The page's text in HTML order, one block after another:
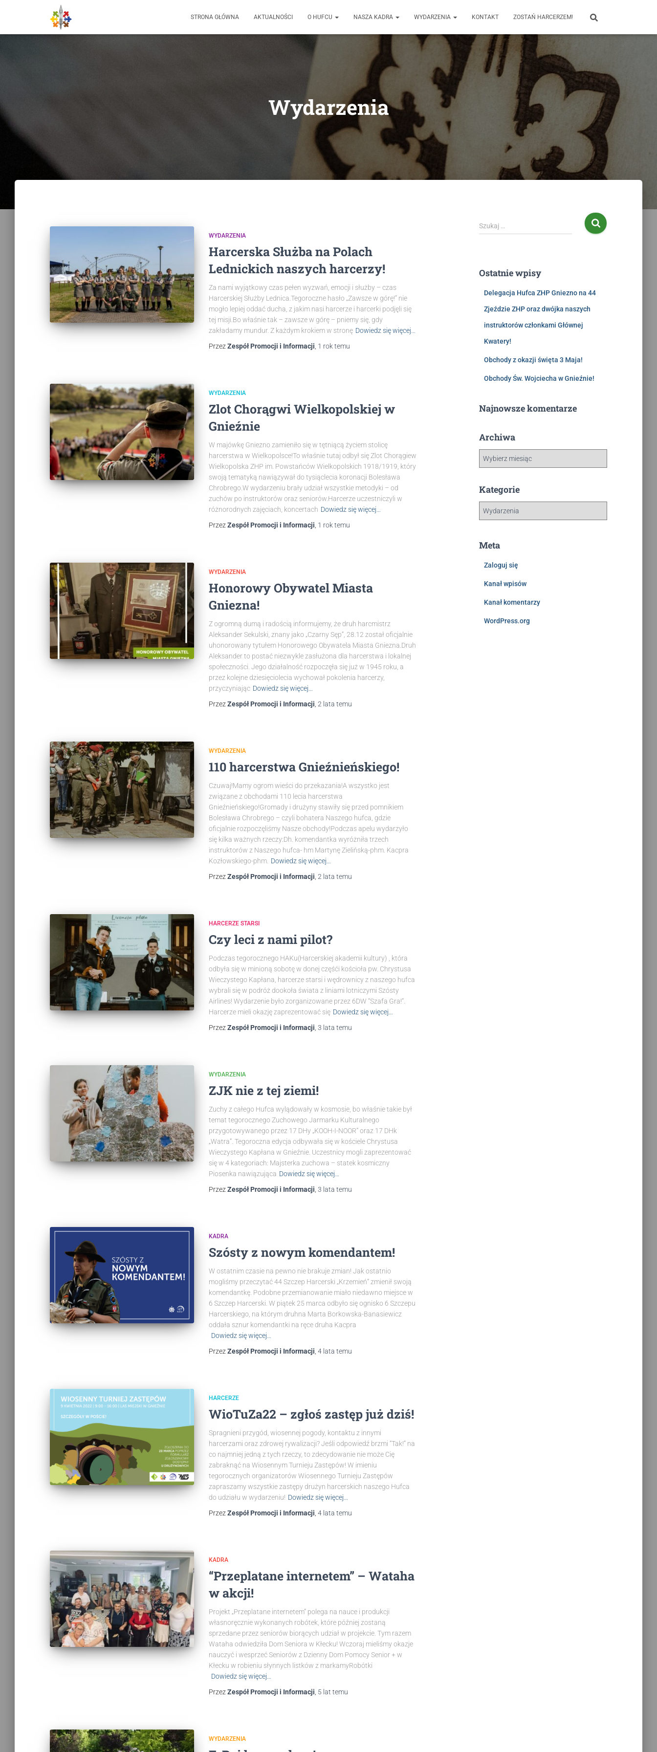
STRONA GŁÓWNA AKTUALNOŚCI O HUFCU NASZA KADRA WYDARZENIA KONTAKT ZOSTAŃ HARCERZEM!
Wydarzenia
WYDARZENIA
Harcerska Służba na Polach
Lednickich naszych harcerzy!
Za nami wyjątkowy czas pełen wyzwań, emocji i służby – czas
Harcerskiej Służby Lednica.Tegoroczne hasło „Zawsze w górę!” nie
mogło lepiej oddać ducha, z jakim nasi harcerze i harcerki podjęli się
tej misji.Bo właśnie tak – zawsze w górę – pniemy się, gdy
zakładamy mundur. Z każdym krokiem w stronę Dowiedz się więcej…
Przez Zespół Promocji i Informacji 1 roktemu
WYDARZENIA
Zlot Chorągwi Wielkopolskiej w
Gnieźnie
W majówkę Gniezno zamieniło się w tętniącą życiem stolicę
harcerstwa w Wielkopolsce!To właśnie tutaj odbył się Zlot Chorągiew
Wielkopolska ZHP im. Powstańców Wielkopolskich 1918/1919, który
swoją tematyką nawiązywał do tysiąclecia koronacji Bolesława
Chrobrego.W wydarzeniu brały udział wszystkie metodyki – od
zuchów po instruktorów oraz seniorów.Harcerze uczestniczyli w
różnorodnych zajęciach, koncertach Dowiedz się więcej…
Przez Zespół Promocji i Informacji 1 roktemu
WYDARZENIA
Honorowy Obywatel Miasta
Gniezna!
Z ogromną dumą i radością informujemy, że druh harcmistrz
Aleksander Sekulski, znany jako „Czarny Sęp”, 28.12 został oficjalnie
uhonorowany tytułem Honorowego Obywatela Miasta Gniezna.Druh
Aleksander to postać niezwykle zasłużona dla harcerstwa i lokalnej
społeczności. Jego działalność rozpoczęła się już w 1945 roku, a
przez kolejne dziesięciolecia wychował pokolenia harcerzy,
przyczyniając Dowiedz się więcej…
Przez Zespół Promocji i Informacji 2 lata temu
WYDARZENIA
110 harcerstwa Gnieźnieńskiego!
Czuwaj!Mamy ogrom wieści do przekazania!A wszystko jest
związane z obchodami 110 lecia harcerstwa
Gnieźnieńskiego!Gromady i drużyny stawiły się przed pomnikiem
Bolesława Chrobrego – czyli bohatera Naszego hufca, gdzie
oficjalnie rozpoczęliśmy Nasze obchody!Podczas apelu wydarzyło
się kilka ważnych rzeczy:Dh. komendantka wyróżniła trzech
instruktorów z Naszego hufca- hm Martynę Zielińską-phm. Kacpra
Kozłowskiego-phm. Dowiedz się więcej…
Przez Zespół Promocji i Informacji 2 lata temu
HARCERZE STARSI
Czy leci z nami pilot?
Podczas tegorocznego HAKu(Harcerskiej akademii kultury) , która
odbyła się w minioną sobotę w donej częśći kościoła pw. Chrystusa
Wieczystego Kapłana, harcerze starsi i wędrownicy z naszego hufca
wybrali się w podróż dookoła świata z liniami lotniczymi Szósty
Airlines! Wydarzenie było zorganizowane przez 6DW “Szafa Gra!”.
Harcerze mieli okazję zaprezentować się Dowiedz się więcej…
Przez Zespół Promocji i Informacji 3 lata temu
WYDARZENIA
ZJK nie z tej ziemi!
Zuchy z całego Hufca wylądowały w kosmosie, bo właśnie takie był
temat tegorocznego Zuchowego Jarmarku Kulturalnego
przygotowywanego przez 17 DHy „KOOH-I-NOOR” oraz 17 DHk
„Watra”. Tegoroczna edycja odbywała się w kościele Chrystusa
Wieczystego Kapłana w Gnieźnie. Uczestnicy mogli zaprezentować
się w 4 kategoriach: Majsterka zuchowa – statek kosmiczny
Piosenka nawiązująca Dowiedz się więcej…
Przez Zespół Promocji i Informacji 3 lata temu
KADRA
Szósty z nowym komendantem!
W ostatnim czasie na pewno nie brakuje zmian! Jak ostatnio
mogliśmy przeczytać 44 Szczep Harcerski „Krzemień” zmienił swoją
komendantkę. Podobne przemianowanie miało niedawno miejsce w
6 Szczep Harcerski. W piątek 25 marca odbyło się ognisko 6 Szczepu
Harcerskiego, na którym druhna Marta Borkowska-Banasiewicz
oddała sznur komendantki na ręce druha Kacpra
Dowiedz się więcej…
Przez Zespół Promocji i Informacji 4 lata temu
HARCERZE
WioTuZa22 – zgłoś zastęp już dziś!
Spragnieni przygód, wiosennej pogody, kontaktu z innymi
harcerzami oraz zdrowej rywalizacji? Jeśli odpowiedź brzmi “Tak!” na
co najmniej jedną z tych rzeczy, to zdecydowanie nie może Cię
zabraknąć na Wiosennym Turnieju Zastępów! W imieniu
tegorocznych organizatorów Wiosennego Turnieju Zastępów
zapraszamy wszystkie zastępy drużyn harcerskich naszego Hufca
do udziału w wydarzeniu! Dowiedz się więcej…
Przez Zespół Promocji i Informacji 4 lata temu
KADRA
“Przeplatane internetem” – Wataha
w akcji!
Projekt „Przeplatane internetem” polega na nauce i produkcji
własnoręcznie wykonanych robótek, które później zostaną
sprzedane przez seniorów biorących udział w projekcie. Tym razem
Wataha odwiedziła Dom Seniora w Kłecku! Wczoraj mieliśmy okazje
nauczyć i wesprzeć Seniorów z Dzienny Dom Pomocy Senior + w
Kłecku w robieniu słynnych listków z markamyRobótki
Dowiedz się więcej…
Przez Zespół Promocji i Informacji 5 lat temu
WYDARZENIA
Szukaj …
Ostatnie wpisy
Delegacja Hufca ZHP Gniezno na 44
Zjeździe ZHP oraz dwójka naszych
instruktorów członkami Głównej
Kwatery!
Obchody z okazji święta 3 Maja!
Obchody Św. Wojciecha w Gnieźnie!
Najnowsze komentarze
Archiwa
Kategorie
Meta
Zaloguj się
Kanał wpisów
Kanał komentarzy
WordPress.org